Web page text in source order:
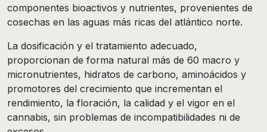
componentes bioactivos y nutrientes, provenientes de
cosechas en las aguas más ricas del atlántico norte.
La dosificación y el tratamiento adecuado,
proporcionan de forma natural más de 60 macro y
micronutrientes, hidratos de carbono, aminoácidos y
promotores del crecimiento que incrementan el
rendimiento, la floración, la calidad y el vigor en el
cannabis, sin problemas de incompatibilidades ni de